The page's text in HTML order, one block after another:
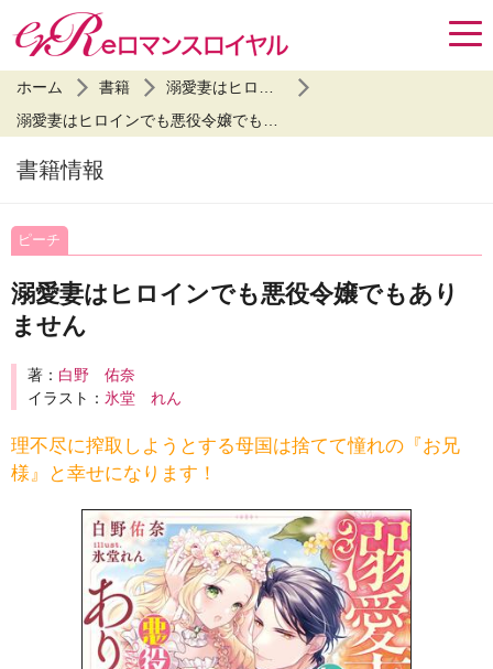
ホーム 書籍
書籍情報
ピーチ
溺愛妻はヒロインでも悪役令嬢でもあり
ません
著： 白野 佑奈
イラスト： 氷堂 れん
理不尽に搾取しようとする母国は捨てて憧れの『お兄
様』と幸せになります！